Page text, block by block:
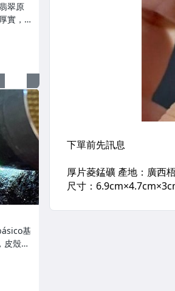
翠原
實，
保有
天然A
氣風
基
皮殼完
合手
保障